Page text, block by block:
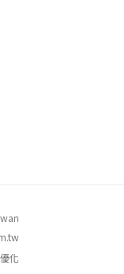
化